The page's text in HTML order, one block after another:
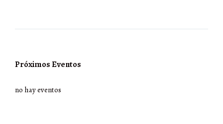
Próximos Eventos
no hay eventos